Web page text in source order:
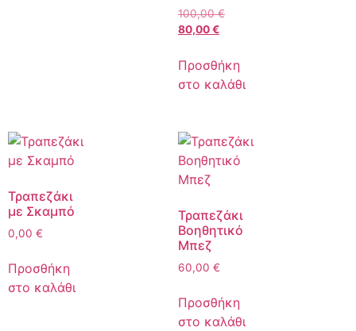
100,00€
80,00€
Προσθήκη
στο καλάθι
Τραπεζάκι
με Σκαμπό
0,00 €
Προσθήκη
στο καλάθι
Τραπεζάκι
Βοηθητικό
Μπεζ
60,00 €
Προσθήκη
στο καλάθι